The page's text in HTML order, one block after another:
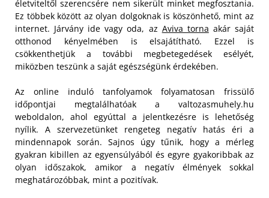
életviteltől szerencsére nem sikerült minket megfosztania.
Ez többek között az olyan dolgoknak is köszönhető, mint az
internet. Járvány ide vagy oda, az Aviva torna akár saját
otthonod kényelmében is elsajátítható. Ezzel is
csökkenthetjük a további megbetegedések esélyét,
miközben teszünk a saját egészségünk érdekében.
Az online induló tanfolyamok folyamatosan frissülő
időpontjai megtalálhatóak a valtozasmuhely.hu
weboldalon, ahol egyúttal a jelentkezésre is lehetőség
nyílik. A szervezetünket rengeteg negatív hatás éri a
mindennapok során. Sajnos úgy tűnik, hogy a mérleg
gyakran kibillen az egyensúlyából és egyre gyakoribbak az
olyan időszakok, amikor a negatív élmények sokkal
meghatározóbbak, mint a pozitívak.